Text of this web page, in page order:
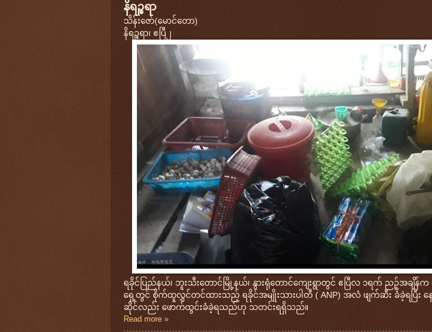
နိရဉ္စရာ
သိန်းဇော်(မောင်တော)
နိရဉ္စရာ၊ ဧပြီ၂
ရခိုင်ပြည်နယ်၊ ဘူးသီးတောင်မြို့နယ်၊ နွားရုံတောင်ကျေးရွာတွင် ဧပြီလ ၁ရက် ညဉ့်အချိန်က
ရှေ့တွင် စိုက်ထူလွှင်တင်ထားသည့် ရခိုင်အမျိုးသားပါတီ ( ANP) အလံ ဖျက်ဆီး ခံခဲ့ရပြီး
ဆိုင်လည်း ဖောက်ထွင်းခံခဲ့ရသည်ဟု သတင်းရရှိသည်။
Read more »